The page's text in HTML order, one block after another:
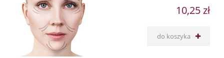
10,25 zł
do koszyka